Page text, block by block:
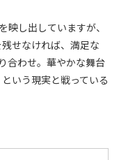
し出していますが、
せなければ、満足な
合わせ。華やかな舞台
いう現実と戦っている